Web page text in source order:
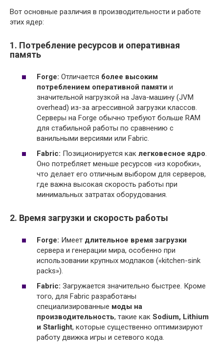
Вот основные различия в производительности и работе
этих ядер:
1. Потребление ресурсов и оперативная
память
Forge: Отличается более высоким
потреблением оперативной памяти и
значительной нагрузкой на Java-машину (JVM
overhead) из-за агрессивной загрузки классов.
Серверы на Forge обычно требуют больше RAM
для стабильной работы по сравнению с
ванильными версиями или Fabric.
Fabric: Позиционируется как легковесное ядро.
Оно потребляет меньше ресурсов «из коробки»,
что делает его отличным выбором для серверов,
где важна высокая скорость работы при
минимальных затратах оборудования.
2. Время загрузки и скорость работы
Forge: Имеет длительное время загрузки
сервера и генерации мира, особенно при
использовании крупных модпаков («kitchen-sink
packs»).
Fabric: Загружается значительно быстрее. Кроме
того, для Fabric разработаны
специализированные моды на
производительность, такие как Sodium, Lithium
и Starlight, которые существенно оптимизируют
работу движка игры и сетевого кода.